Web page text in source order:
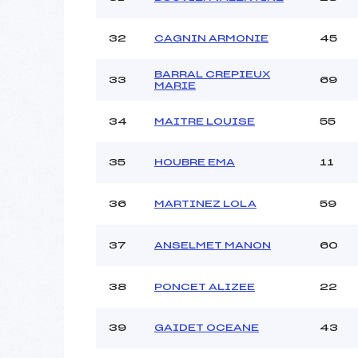
32 CAGNIN ARMONIE 45
33
BARRAL CREPIEUX
MARIE
69
34 MAITRE LOUISE 55
35 HOUBRE EMA 11
36 MARTINEZ LOLA 59
37 ANSELMET MANON 60
38 PONCET ALIZEE 22
39 GAIDET OCEANE 43